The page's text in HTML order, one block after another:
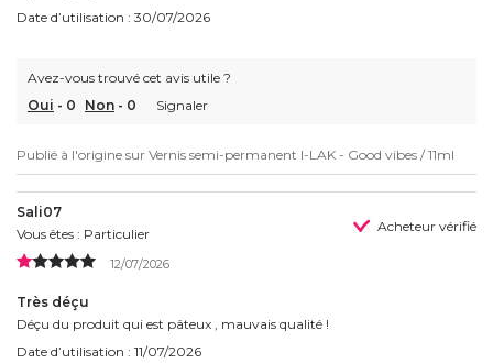
Date d’utilisation : 30/07/2026
Avez-vous trouvé cet avis utile ?
Oui - 0 Non - 0 Signaler
Publié à l'origine sur Vernis semi-permanent I-LAK - Good vibes / 11ml
Sali07
Vous êtes : Particulier
Acheteur vérifié
12/07/2026
Très déçu
Déçu du produit qui est pâteux , mauvais qualité !
Date d’utilisation : 11/07/2026